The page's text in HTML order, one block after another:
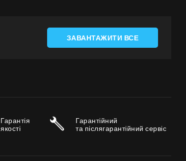
ЗАВАНТАЖИТИ ВСЕ
Гарантія
якості
Гарантійний
та післягарантійний сервіс